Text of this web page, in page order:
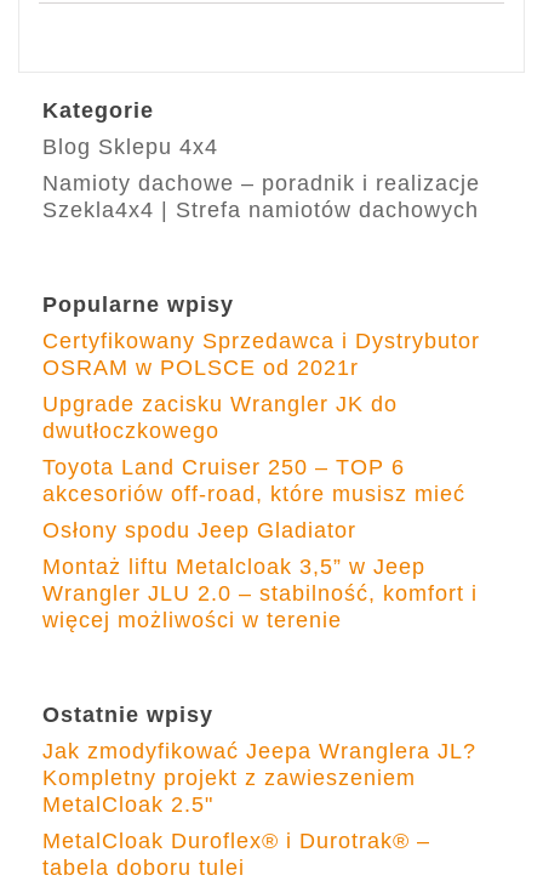
Kategorie
Blog Sklepu 4x4
Namioty dachowe – poradnik i realizacje
Szekla4x4 | Strefa namiotów dachowych
Popularne wpisy
Certyfikowany Sprzedawca i Dystrybutor
OSRAM w POLSCE od 2021r
Upgrade zacisku Wrangler JK do
dwutłoczkowego
Toyota Land Cruiser 250 – TOP 6
akcesoriów off-road, które musisz mieć
Osłony spodu Jeep Gladiator
Montaż liftu Metalcloak 3,5” w Jeep
Wrangler JLU 2.0 – stabilność, komfort i
więcej możliwości w terenie
Ostatnie wpisy
Jak zmodyfikować Jeepa Wranglera JL?
Kompletny projekt z zawieszeniem
MetalCloak 2.5"
MetalCloak Duroflex® i Durotrak® –
tabela doboru tulei